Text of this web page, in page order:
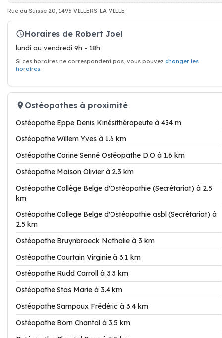
Rue du Suisse 20, 1495 VILLERS-LA-VILLE
Horaires de Robert Joel
lundi au vendredi 9h - 18h
Si ces horaires ne correspondent pas, vous pouvez changer les
horaires.
Ostéopathes à proximité
Ostéopathe Eppe Denis Kinésithérapeute à 434 m
Ostéopathe Willem Yves à 1.6 km
Ostéopathe Corine Senné Ostéopathe D.O à 1.6 km
Ostéopathe Maison Olivier à 2.3 km
Ostéopathe Collège Belge d'Ostéopathie (Secrétariat) à 2.5
km
Ostéopathe College Belge d'Ostéopathie asbl (Secrétariat) à
2.5 km
Ostéopathe Bruynbroeck Nathalie à 3 km
Ostéopathe Courtain Virginie à 3.1 km
Ostéopathe Rudd Carroll à 3.3 km
Ostéopathe Stas Marie à 3.4 km
Ostéopathe Sampoux Frédéric à 3.4 km
Ostéopathe Born Chantal à 3.5 km